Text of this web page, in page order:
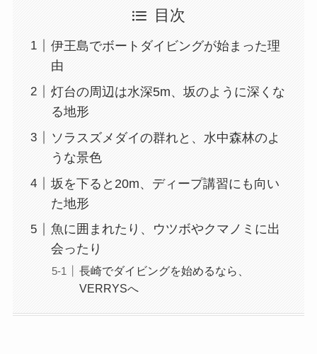
目次
伊王島でボートダイビングが始まった理
由
灯台の周辺は水深5m、坂のように深くな
る地形
ソラスズメダイの群れと、水中森林のよ
うな景色
坂を下ると20m、ディープ講習にも向い
た地形
魚に囲まれたり、ウツボやクマノミに出
会ったり
長崎でダイビングを始めるなら、
VERRYSへ